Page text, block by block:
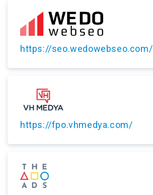
https://seo.wedowebseo.com/
https://fpo.vhmedya.com/